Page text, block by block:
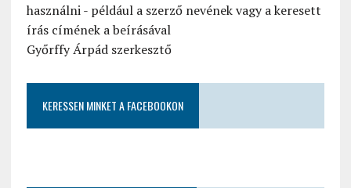
használni - például a szerző nevének vagy a keresett
írás címének a beírásával
Győrffy Árpád szerkesztő
KERESSEN MINKET A FACEBOOKON